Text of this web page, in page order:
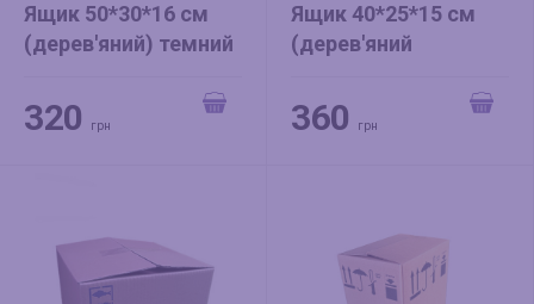
Ящик 50*30*16 см
(дерев'яний) темний
320 грн
Ящик 40*25*15 см
(дерев'яний
рівною ручкою
360 грн